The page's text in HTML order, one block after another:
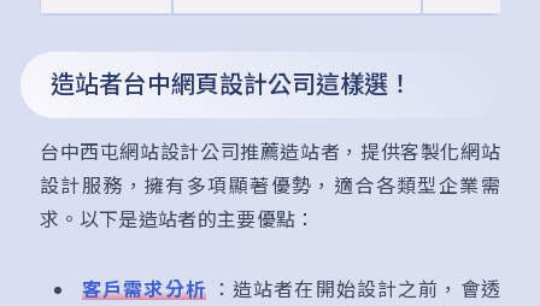
造站者台中網頁設計公司這樣選！
台中西屯網站設計公司推薦造站者，提供客製化網站
設計服務，擁有多項顯著優勢，適合各類型企業需
求。以下是造站者的主要優點：
客戶需求分析 ：造站者在開始設計之前，會透